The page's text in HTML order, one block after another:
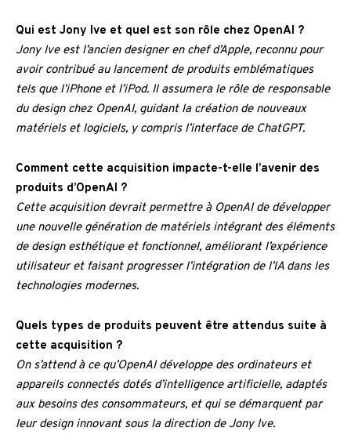
Qui est Jony Ive et quel est son rôle chez OpenAI ?
Jony Ive est l’ancien designer en chef d’Apple, reconnu pour
avoir contribué au lancement de produits emblématiques
tels que l’iPhone et l’iPod. Il assumera le rôle de responsable
du design chez OpenAI, guidant la création de nouveaux
matériels et logiciels, y compris l’interface de ChatGPT.
Comment cette acquisition impacte-t-elle l’avenir des
produits d’OpenAI ?
Cette acquisition devrait permettre à OpenAI de développer
une nouvelle génération de matériels intégrant des éléments
de design esthétique et fonctionnel, améliorant l’expérience
utilisateur et faisant progresser l’intégration de l’IA dans les
technologies modernes.
Quels types de produits peuvent être attendus suite à
cette acquisition ?
On s’attend à ce qu’OpenAI développe des ordinateurs et
appareils connectés dotés d’intelligence artificielle, adaptés
aux besoins des consommateurs, et qui se démarquent par
leur design innovant sous la direction de Jony Ive.